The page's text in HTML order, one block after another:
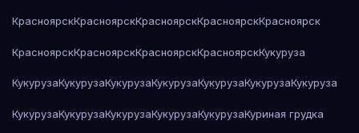
КрасноярскКрасноярскКрасноярскКрасноярскКрасноярск
КрасноярскКрасноярскКрасноярскКрасноярскКукуруза
КукурузаКукурузаКукурузаКукурузаКукурузаКукурузаКукуруза
КукурузаКукурузаКукурузаКукурузаКукурузаКуриная грудка